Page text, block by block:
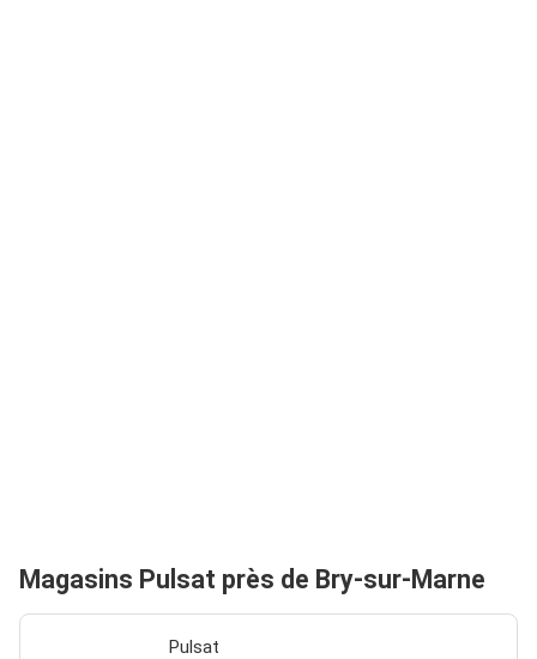
Magasins Pulsat près de Bry-sur-Marne
Pulsat